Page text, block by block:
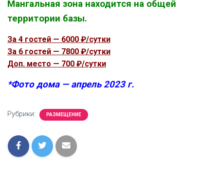
Мангальная зона находится на общей
территории базы.
За 4 гостей — 6000 ₽/сутки
За 6 гостей — 7800 ₽/сутки
Доп. место — 700 ₽/сутки
*Фото дома — апрель 2023 г.
Рубрики: РАЗМЕЩЕНИЕ